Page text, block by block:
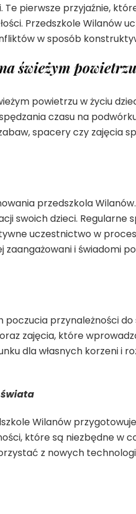
Te pierwsze przyjaźnie,
Przedszkole Wilanów
w sposób
świeżym powietrzu
powietrzu w życiu
czasu na
spacery czy zajęcia
przedszkola
swoich dzieci. Regularne
uczestnictwo w
zaangażowani i świadomi
poczucia przynależności
zajęcia, które
dla własnych korzeni i
świata
Wilanów
które są niezbędne w
z nowych